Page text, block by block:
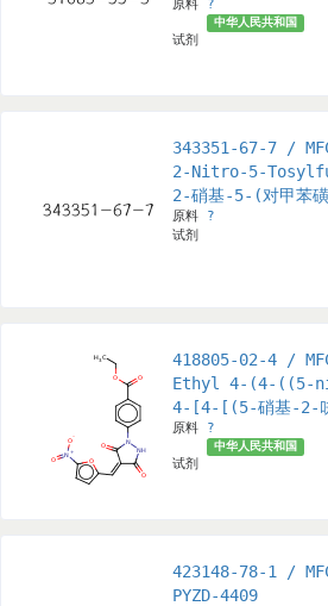
原料 ?
试剂
中华人民共和国
343351-67-7 /
2-Nitro-5-
2-硝基-5-(对甲苯
原料 ?
试剂
418805-02-4 /
Ethyl 4-(4-((5-
4-[4-[(5-硝基-2-呋
原料 ?
试剂
中华人民共和国
423148-78-1 /
PYZD-4409